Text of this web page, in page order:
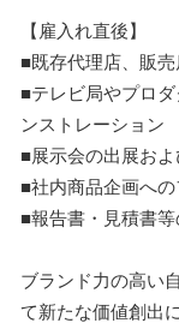
【雇入れ直後】
■既存代理店、販
■テレビ局やプロ
ンストレーション
■展示会の出展お
■社内商品企画へ
■報告書・見積書
ブランド力の高い
て新たな価値創出